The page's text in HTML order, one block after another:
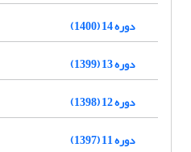
دوره 14 (1400)
دوره 13 (1399)
دوره 12 (1398)
دوره 11 (1397)